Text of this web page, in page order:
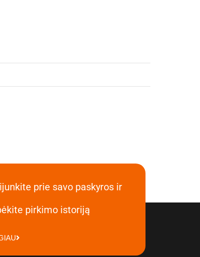
prie savo paskyros ir
pirkimo istoriją